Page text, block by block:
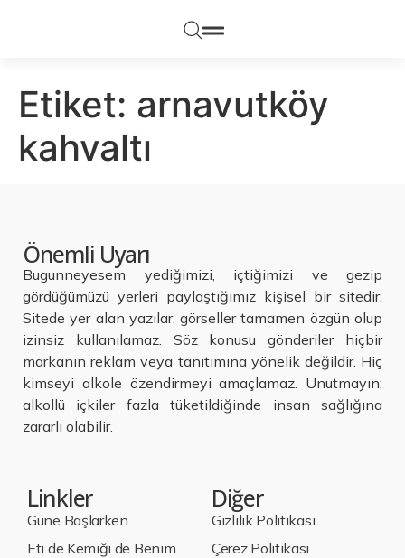
Etiket: arnavutköy
kahvaltı
Önemli Uyarı
Bugunneyesem yediğimizi, içtiğimizi ve gezip
gördüğümüzü yerleri paylaştığımız kişisel bir sitedir.
Sitede yer alan yazılar, görseller tamamen özgün olup
izinsiz kullanılamaz. Söz konusu gönderiler hiçbir
markanın reklam veya tanıtımına yönelik değildir. Hiç
kimseyi alkole özendirmeyi amaçlamaz. Unutmayın;
alkollü içkiler fazla tüketildiğinde insan sağlığına
zararlı olabilir.
Linkler
Güne Başlarken
Eti de Kemiği de Benim
Diğer
Gizlilik Politikası
Çerez Politikası